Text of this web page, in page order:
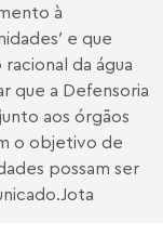
à
e que
da água
que a Defensoria
aos órgãos
o objetivo de
possam ser